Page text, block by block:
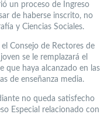
un proceso de Ingreso
de haberse inscrito, no
y Ciencias Sociales.
Consejo de Rectores de
se le remplazará el
que haya alcanzado en las
de enseñanza media.
no queda satisfecho
Especial relacionado con